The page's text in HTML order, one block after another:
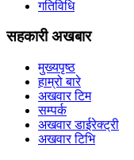
गतिविधि
सहकारी अखबार
मुख्यपृष्ठ
हाम्रो बारे
अखवार टिम
सम्पर्क
अखवार डाईरेक्ट्री
अखवार टिभि